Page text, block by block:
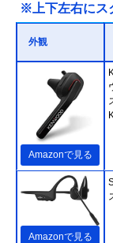
※上下左右にス
外観
Amazonで見る
Amazonで見る